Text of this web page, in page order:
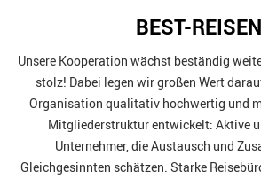
BEST-REISEN
Unsere Kooperation wächst beständig
stolz! Dabei legen wir großen Wert
Organisation qualitativ hochwertig und
Mitgliederstruktur entwickelt: Aktive
Unternehmer, die Austausch und
Gleichgesinnten schätzen. Starke